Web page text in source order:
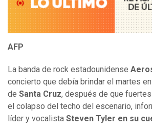
AFP
La banda de rock estadounidense
concierto que debía brindar el martes
de Santa Cruz, después de que
el colapso del techo del escenario,
líder y vocalista Steven Tyler en su